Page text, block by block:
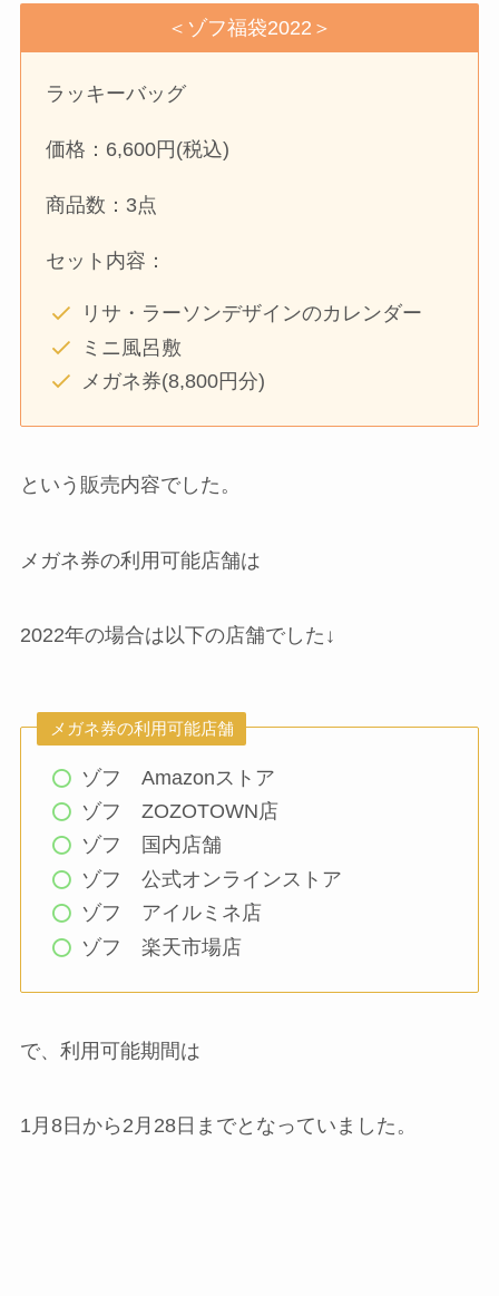
＜ゾフ福袋2022＞
ラッキーバッグ
価格：6,600円(税込)
商品数：3点
セット内容：
リサ・ラーソンデザインのカレンダー
ミニ風呂敷
メガネ券(8,800円分)
という販売内容でした。
メガネ券の利用可能店舗は
2022年の場合は以下の店舗でした↓
メガネ券の利用可能店舗
ゾフ Amazonストア
ゾフ ZOZOTOWN店
ゾフ 国内店舗
ゾフ 公式オンラインストア
ゾフ アイルミネ店
ゾフ 楽天市場店
で、利用可能期間は
1月8日から2月28日までとなっていました。